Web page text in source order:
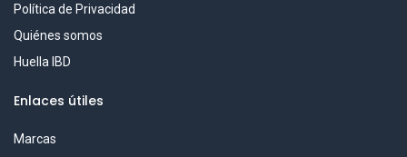
Política de Privacidad
Quiénes somos
Huella IBD
Enlaces útiles
Marcas